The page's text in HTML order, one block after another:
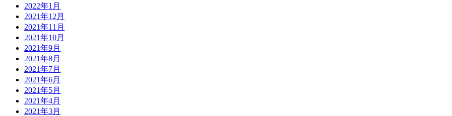
2022年1月
2021年12月
2021年11月
2021年10月
2021年9月
2021年8月
2021年7月
2021年6月
2021年5月
2021年4月
2021年3月